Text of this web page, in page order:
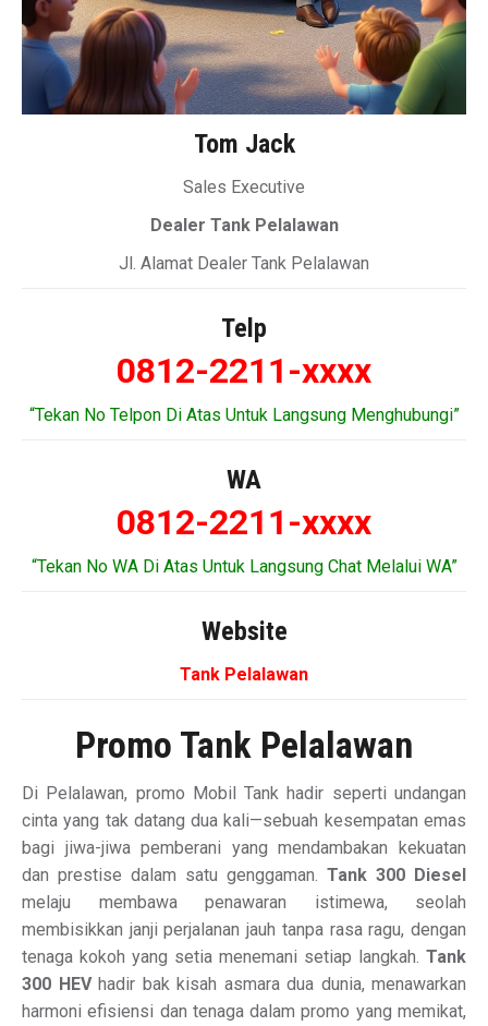
Tom Jack
Sales Executive
Dealer Tank Pelalawan
Jl. Alamat Dealer Tank Pelalawan
Telp
0812-2211-xxxx
“Tekan No Telpon Di Atas Untuk Langsung Menghubungi”
WA
0812-2211-xxxx
“Tekan No WA Di Atas Untuk Langsung Chat Melalui WA”
Website
Tank Pelalawan
Promo Tank Pelalawan
Di Pelalawan, promo Mobil Tank hadir seperti undangan
cinta yang tak datang dua kali—sebuah kesempatan emas
bagi jiwa-jiwa pemberani yang mendambakan kekuatan
dan prestise dalam satu genggaman. Tank 300 Diesel
melaju membawa penawaran istimewa, seolah
membisikkan janji perjalanan jauh tanpa rasa ragu, dengan
tenaga kokoh yang setia menemani setiap langkah. Tank
300 HEVhadir bak kisah asmara dua dunia, menawarkan
harmoni efisiensi dan tenaga dalam promo yang memikat,